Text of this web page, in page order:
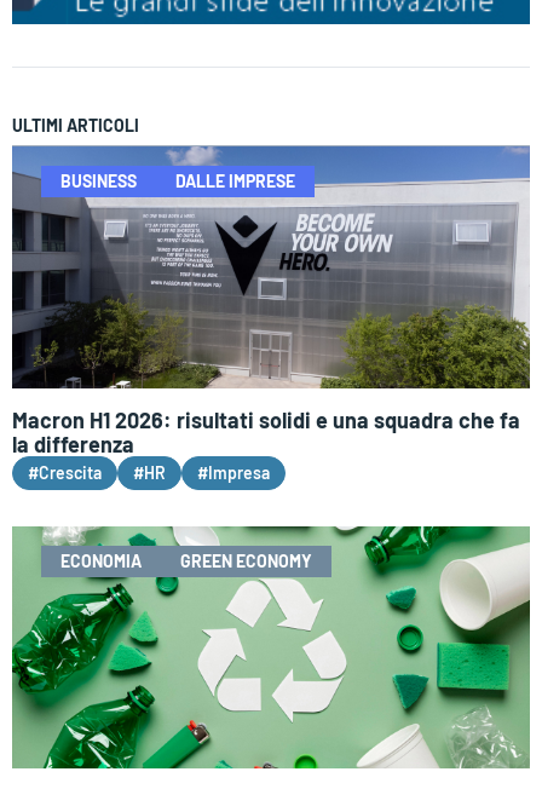
ULTIMI ARTICOLI
BUSINESS DALLE IMPRESE
Macron H1 2026: risultati solidi e una squadra che fa
la differenza
#Crescita #HR #Impresa
ECONOMIA GREEN ECONOMY